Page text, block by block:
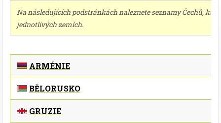
Na následujících podstránkách naleznete seznamy Čechů,
jednotlivých zemích.
ARMÉNIE
BĚLORUSKO
GRUZIE